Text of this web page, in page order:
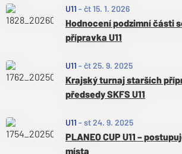
U11 - čt 15. 1. 2026
Hodnocení podzimní části
přípravka U11
U11 - čt 25. 9. 2025
Krajský turnaj starších
předsedy SKFS U11
U11 - st 24. 9. 2025
PLANEO CUP U11 –
místa